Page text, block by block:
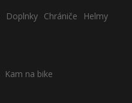
Doplnky Chrániče
Helmy
Kam na bike